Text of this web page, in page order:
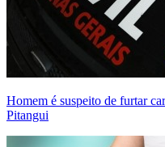
Homem é suspeito de furtar
Pitangui